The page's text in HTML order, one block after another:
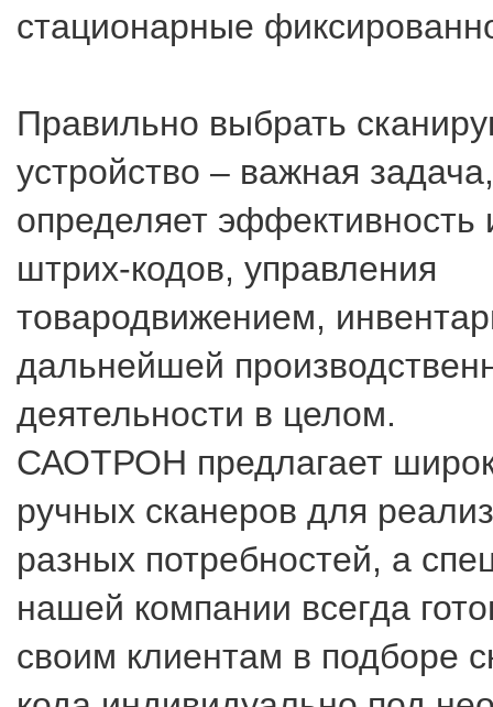
стационарные
Правильно выбрать
устройство – важная
определяет
штрих-кодов, управления
товародвижением,
дальнейшей
деятельности в целом.
САОТРОН предлагает
ручных сканеров для
разных потребностей, а
нашей компании всегда
своим клиентам в подборе